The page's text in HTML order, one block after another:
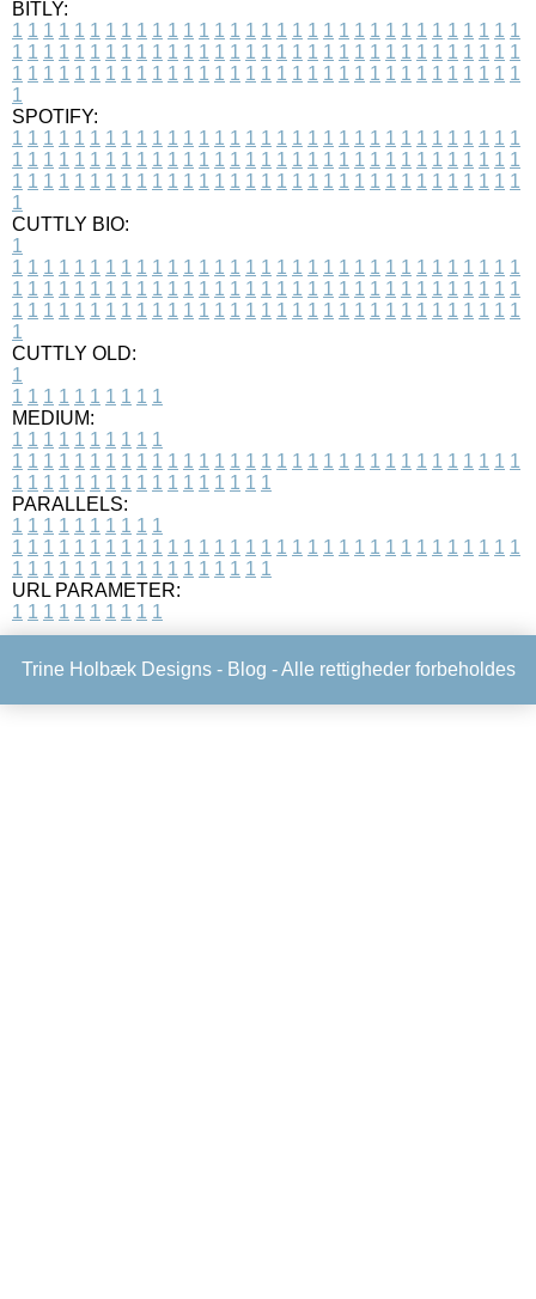
BITLY:
1 1 1 1 1 1 1 1 1 1 1 1 1 1 1 1 1 1 1 1 1 1 1 1 1 1 1 1 1 1 1 1 1
1 1 1 1 1 1 1 1 1 1 1 1 1 1 1 1 1 1 1 1 1 1 1 1 1 1 1 1 1 1 1 1 1
1 1 1 1 1 1 1 1 1 1 1 1 1 1 1 1 1 1 1 1 1 1 1 1 1 1 1 1 1 1 1 1 1
1
SPOTIFY:
1 1 1 1 1 1 1 1 1 1 1 1 1 1 1 1 1 1 1 1 1 1 1 1 1 1 1 1 1 1 1 1 1
1 1 1 1 1 1 1 1 1 1 1 1 1 1 1 1 1 1 1 1 1 1 1 1 1 1 1 1 1 1 1 1 1
1 1 1 1 1 1 1 1 1 1 1 1 1 1 1 1 1 1 1 1 1 1 1 1 1 1 1 1 1 1 1 1 1
1
CUTTLY BIO:
1
1 1 1 1 1 1 1 1 1 1 1 1 1 1 1 1 1 1 1 1 1 1 1 1 1 1 1 1 1 1 1 1 1
1 1 1 1 1 1 1 1 1 1 1 1 1 1 1 1 1 1 1 1 1 1 1 1 1 1 1 1 1 1 1 1 1
1 1 1 1 1 1 1 1 1 1 1 1 1 1 1 1 1 1 1 1 1 1 1 1 1 1 1 1 1 1 1 1 1
1
CUTTLY OLD:
1
1 1 1 1 1 1 1 1 1 1
MEDIUM:
1 1 1 1 1 1 1 1 1 1
1 1 1 1 1 1 1 1 1 1 1 1 1 1 1 1 1 1 1 1 1 1 1 1 1 1 1 1 1 1 1 1 1
1 1 1 1 1 1 1 1 1 1 1 1 1 1 1 1 1
PARALLELS:
1 1 1 1 1 1 1 1 1 1
1 1 1 1 1 1 1 1 1 1 1 1 1 1 1 1 1 1 1 1 1 1 1 1 1 1 1 1 1 1 1 1 1
1 1 1 1 1 1 1 1 1 1 1 1 1 1 1 1 1
URL PARAMETER:
1 1 1 1 1 1 1 1 1 1
Trine Holbæk Designs - Blog - Alle rettigheder forbeholdes